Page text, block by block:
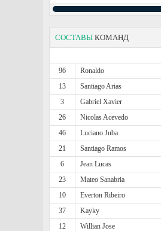
СОСТАВЫ КОМАНД
96
Ronaldo
13
Santiago Arias
3
Gabriel Xavier
26
Nicolas Acevedo
46
Luciano Juba
21
Santiago Ramos
6
Jean Lucas
23
Mateo Sanabria
10
Everton Ribeiro
37
Kayky
12
Willian Jose